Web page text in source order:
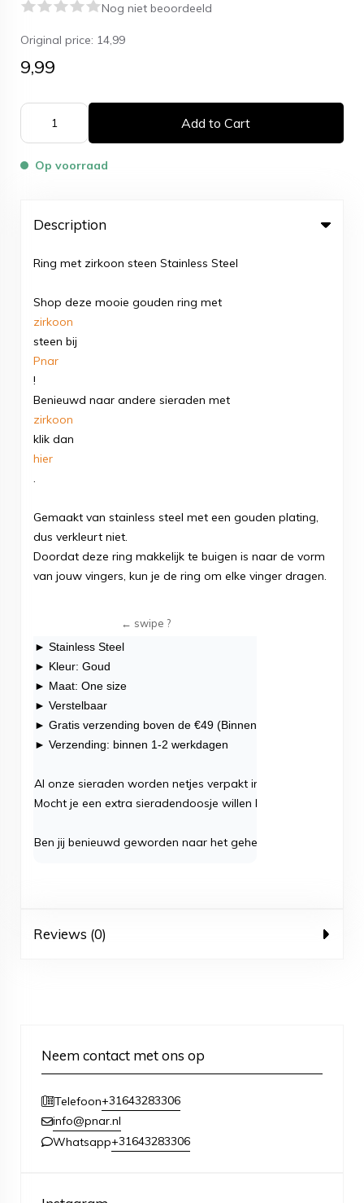
Nog niet beoordeeld
Original price: 14,99
9,99
Add to Cart
Op voorraad
Description
Ring met zirkoon steen Stainless Steel
Shop deze mooie gouden ring met
zirkoon
steen bij
Pnar
!
Benieuwd naar andere sieraden met
zirkoon
klik dan
hier
.
Gemaakt van stainless steel met een gouden plating,
dus verkleurt niet.
Doordat deze ring makkelijk te buigen is naar de vorm
van jouw vingers, kun je de ring om elke vinger dragen.
► Stainless Steel
► Kleur: Goud
► Maat: One size
► Verstelbaar
► Gratis verzending boven de €49 (Binnen NL)
► Verzending: binnen 1-2 werkdagen
Al onze sieraden worden netjes verpakt in één luxe
Mocht je een extra sieradendoosje willen bestellen klik dan
Ben jij benieuwd geworden naar het gehele assortiment
Reviews (0)
Neem contact met ons op
Telefoon+31643283306
info@pnar.nl
Whatsapp+31643283306